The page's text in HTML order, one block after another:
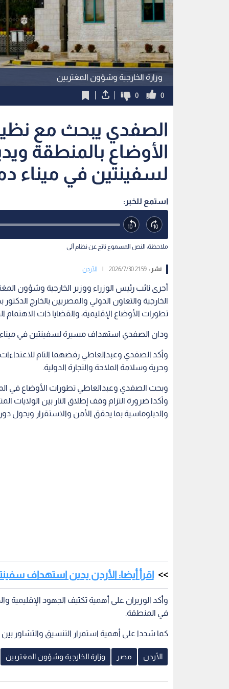
وزارة الخارجية وشؤون المغتربين
0
0
الصفدي يبحث مع
الأوضاع بالمنطقة
لسفينتين في ميناء
استمع للخبر:
ملاحظة: النص المسموع ناتج عن نظام آلي
نشر :21:59 2026/7/30 الأردن
أجرى نائب رئيس الوزراء ووزير الخارجية وشؤون
الخارجية والتعاون الدولي والمصريين بالخارج
تطورات الأوضاع الإقليمية، والقضايا ذات الاهتمام
ودان الصفدي استهداف مسيرة لسفينتين في
وأكد الصفدي وعبدالعاطي رفضهما التام
وحرية وسلامة الملاحة والتجارة الدولية.
وبحث الصفدي وعبدالعاطي تطورات الأوضاع في
وأكدا ضرورة التزام وقف إطلاق النار بين الولايات
والدبلوماسية بما يحقق الأمن والاستقرار ويحول
اقرأ أيضا: الأردن يدين استهداف
وأكد الوزيران على أهمية تكثيف الجهود الإقليمية
في المنطقة.
كما شددا على أهمية استمرار التنسيق والتشاور بين
الأردن مصر وزارة الخارجية وشؤون المغتربين